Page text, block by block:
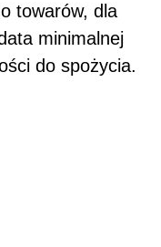
towarów, dla
minimalnej
do spożycia.